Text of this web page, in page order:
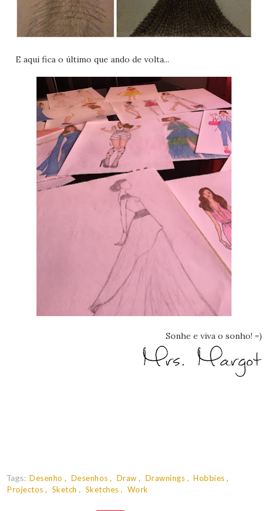
E aqui fica o último que ando de volta...
Sonhe e viva o sonho! =)
Tags: Desenho Desenhos Draw Drawnings
Hobbies
Projectos
Sketch Sketches Work